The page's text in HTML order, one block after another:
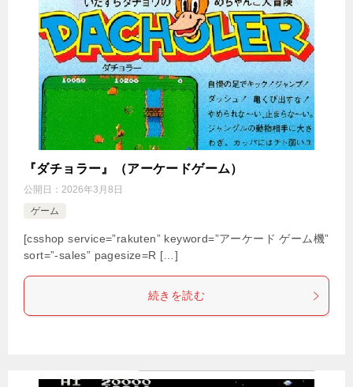
『ダチョラー』（アーケードゲーム）
公開日： 2026年3月8日
ゲーム
[csshop service=”rakuten” keyword=”アーケード ゲーム機”
sort=”-sales” pagesize=R […]
続きを読む